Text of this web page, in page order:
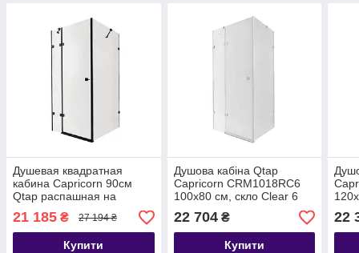
Душевая квадратная
кабина Capricorn 90см
Qtap распашная на
мелком поддоне с
прозрачным стеклом
21 185 ₴ 27 194 ₴
Купити
Душова кабіна Qtap
Capricorn CRM1018RC6
100х80 см, скло Clear 6
мм, CalcLess, без піддона
22 704₴
Купити
мм,
22